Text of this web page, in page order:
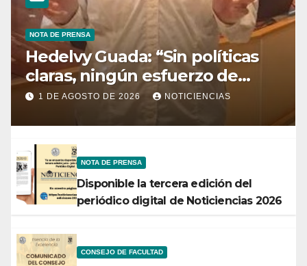
NOTA DE PRENSA
Hedelvy Guada: “Sin políticas
claras, ningún esfuerzo de
conservación rendirá frutos”
1 DE AGOSTO DE 2026 NOTICIENCIAS
NOTA DE PRENSA
Disponible la tercera edición del
periódico digital de Noticiencias 2026
CONSEJO DE FACULTAD